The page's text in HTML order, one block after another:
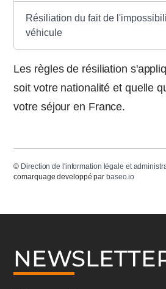
Résiliation du fait de
véhicule
Les règles de résiliation
soit votre nationalité et quelle
votre séjour en France.
© Direction de l'information légale et
comarquage developpé par baseo.io